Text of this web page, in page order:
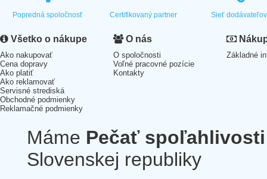
Popredná spoločnosť Certifikovaný partner Sieť dodávateľov
Všetko o nákupe
Ako nakupovať
Cena dopravy
Ako platiť
Ako reklamovať
Servisné strediská
Obchodné podmienky
Reklamačné podmienky
O nás
O spoločnosti
Voľné pracovné pozície
Kontakty
Základné
Máme Pečať spoľahlivosti
Slovenskej republiky